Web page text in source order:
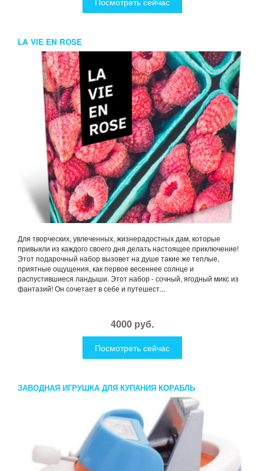
LA VIE EN ROSE
Для творческих, увлеченных, жизнерадостных дам, которые
привыкли из каждого своего дня делать настоящее приключение!
Этот подарочный набор вызовет на душе такие же теплые,
приятные ощущения, как первое весеннее солнце и
распустившиеся ландыши. Этот набор - сочный, ягодный микс из
фантазий! Он сочетает в себе и путешест...
4000 руб.
Посмотреть сейчас
ЗАВОДНАЯ ИГРУШКА ДЛЯ КУПАНИЯ КОРАБЛЬ